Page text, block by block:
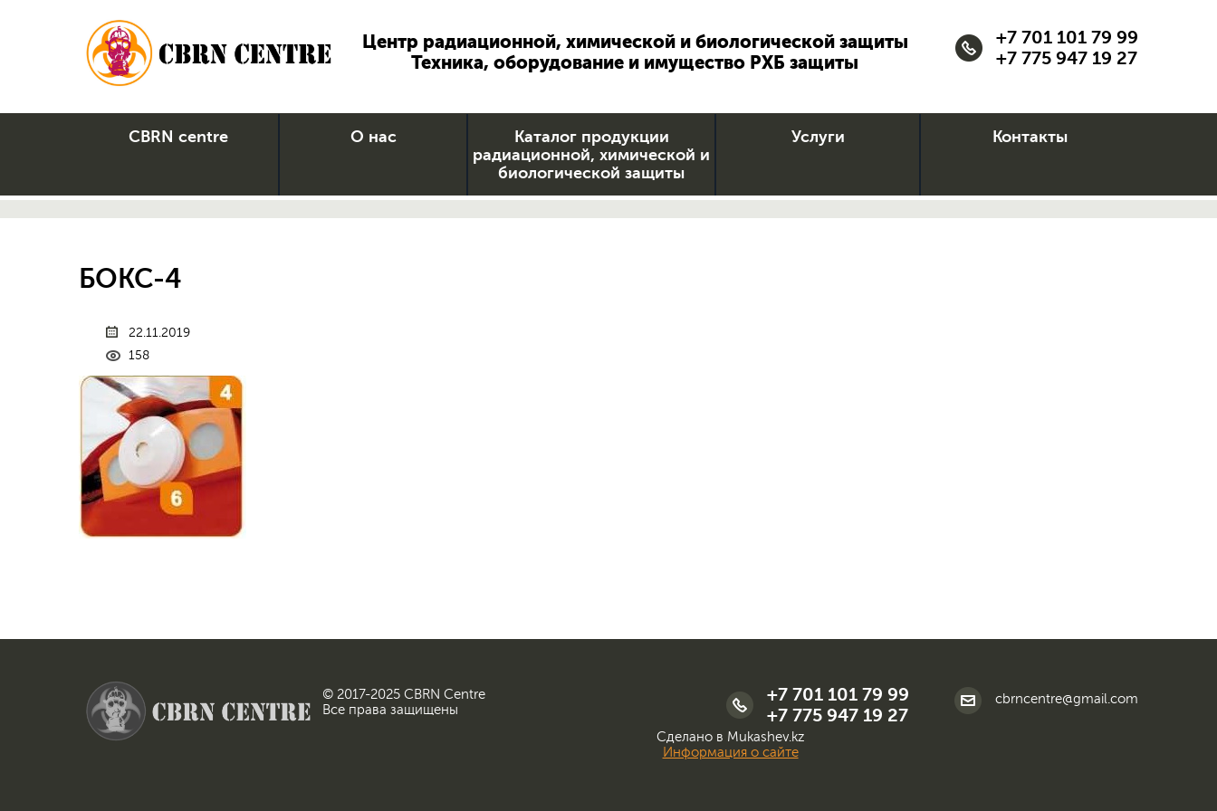
Центр радиационной, химической и биологической защиты
Техника, оборудование и имущество РХБ защиты
+7 701 101 79 99
+7 775 947 19 27
CBRN centre О нас
Каталог продукции
радиационной, химической и
биологической защиты
Услуги Контакты
БОКС-4
22.11.2019
158
cbrncentre@gmail.com
+7 701 101 79 99
+7 775 947 19 27
© 2017-2025 CBRN Centre
Все права защищены
Сделано в Mukashev.kz
Информация о сайте